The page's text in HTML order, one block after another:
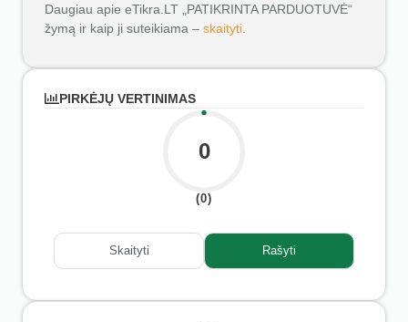
Daugiau apie eTikra.LT „PATIKRINTA PARDUOTUVĖ“
žymą ir kaip ji suteikiama – skaityti
PIRKĖJŲ VERTINIMAS
0
(0)
Skaityti Rašyti